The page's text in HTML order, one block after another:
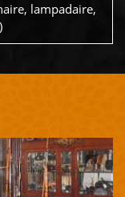
lampadaire,